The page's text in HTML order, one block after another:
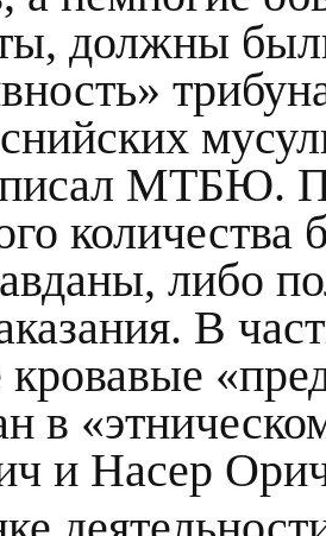
должны
МТБЮ.
либо
В
кровавые
в
и Насер